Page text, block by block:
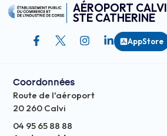
AÉROPORT CALVI
STE CATHERINE
AppStore
Coordonnées
Route de l'aéroport
20 260 Calvi
04 95 65 88 88